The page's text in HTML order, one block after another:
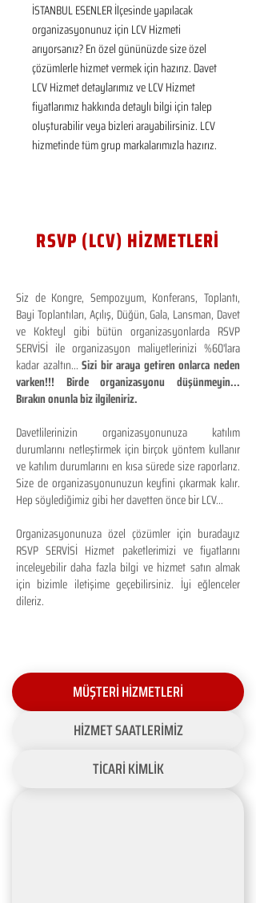
İSTANBUL ESENLER İlçesinde yapılacak
organizasyonunuz için LCV Hizmeti
arıyorsanız? En özel gününüzde size özel
çözümlerle hizmet vermek için hazırız. Davet
LCV Hizmet detaylarımız ve LCV Hizmet
fiyatlarımız hakkında detaylı bilgi için talep
oluşturabilir veya bizleri arayabilirsiniz. LCV
hizmetinde tüm grup markalarımızla hazırız.
RSVP (LCV) HİZMETLERİ
Siz de Kongre, Sempozyum, Konferans, Toplantı,
Bayi Toplantıları, Açılış, Düğün, Gala, Lansman, Davet
ve Kokteyl gibi bütün organizasyonlarda RSVP
SERVİSİ ile organizasyon maliyetlerinizi %60'lara
kadar azaltın...Sizi bir araya getiren onlarca neden
varken!!! Birde organizasyonu düşünmeyin...
Bırakın onunla biz ilgileniriz.
Davetlilerinizin organizasyonunuza katılım
durumlarını netleştirmek için birçok yöntem kullanır
ve katılım durumlarını en kısa sürede size raporlarız.
Size de organizasyonunuzun keyfini çıkarmak kalır.
Hep söylediğimiz gibi her davetten önce bir LCV...
Organizasyonunuza özel çözümler için buradayız
RSVP SERVİSİ Hizmet paketlerimizi ve fiyatlarını
inceleyebilir daha fazla bilgi ve hizmet satın almak
için bizimle iletişime geçebilirsiniz. İyi eğlenceler
dileriz.
MÜŞTERİ HİZMETLERİ
HİZMET SAATLERİMİZ
TİCARİ KİMLİK